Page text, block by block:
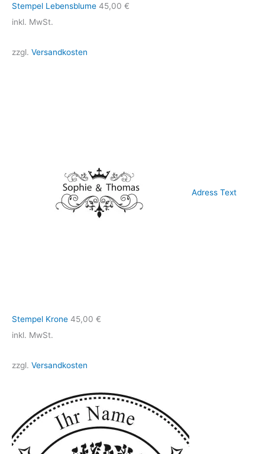
Stempel Lebensblume 45,00 €
inkl. MwSt.
zzgl. Versandkosten
Adress Text
Stempel Krone 45,00 €
inkl. MwSt.
zzgl. Versandkosten